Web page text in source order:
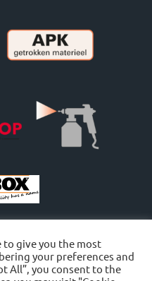
to give you the most
your preferences and
All”, you consent to the